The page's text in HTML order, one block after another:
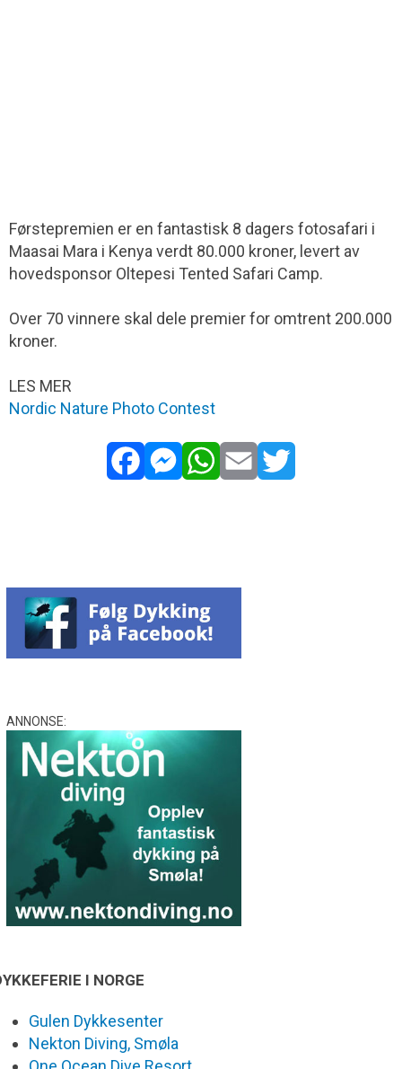
Førstepremien er en fantastisk 8 dagers fotosafari i
Maasai Mara i Kenya verdt 80.000 kroner, levert av
hovedsponsor Oltepesi Tented Safari Camp.
Over 70 vinnere skal dele premier for omtrent 200.000
kroner.
LES MER
Nordic Nature Photo Contest
ANNONSE:
I NORGE
Gulen Dykkesenter
Nekton Diving, Smøla